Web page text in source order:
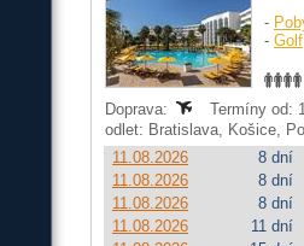
-
- Golf
Doprava:
Termíny od:
odlet: Bratislava, Košice,
11.08.2026
8 dní
11.08.2026
8 dní
11.08.2026
8 dní
11.08.2026
11 dní